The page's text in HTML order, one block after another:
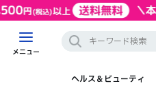
メニュー
ヘルス＆ビューティ